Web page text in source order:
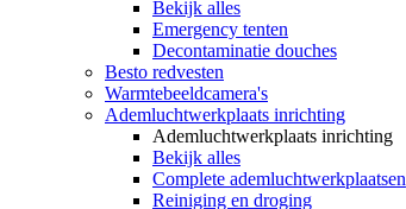
Bekijk alles
Emergency tenten
Decontaminatie douches
Besto redvesten
Warmtebeeldcamera's
Ademluchtwerkplaats inrichting
Ademluchtwerkplaats inrichting
Bekijk alles
Complete ademluchtwerkplaatsen
Reiniging en droging